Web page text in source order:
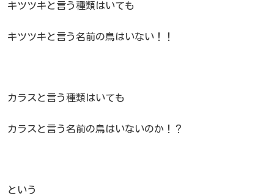
キツツキと言う種類はいても
キツツキと言う名前の鳥はいない！！
カラスと言う種類はいても
カラスと言う名前の鳥はいないのか！？
という